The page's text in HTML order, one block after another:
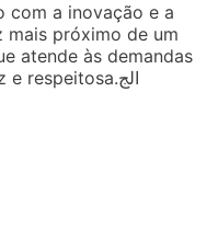
com a inovação e a
mais próximo de um
atende às demandas
da população de maneira eficaz e respeitosa.الج